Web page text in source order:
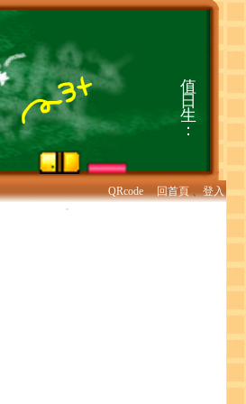
QRcode 回首頁、登入
:::